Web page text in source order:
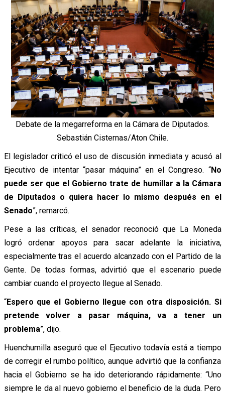
Debate de la megarreforma en la Cámara de Diputados.
Sebastián Cisternas/Aton Chile.
El legislador criticó el uso de discusión inmediata y acusó al
Ejecutivo de intentar “pasar máquina” en el Congreso. “No
puede ser que el Gobierno trate de humillar a la Cámara
de Diputados o quiera hacer lo mismo después en el
Senado”, remarcó.
Pese a las críticas, el senador reconoció que La Moneda
logró ordenar apoyos para sacar adelante la iniciativa,
especialmente tras el acuerdo alcanzado con el Partido de la
Gente.
De todas formas, advirtió que el escenario puede
cambiar cuando el proyecto llegue al Senado.
“Espero que el Gobierno llegue con otra disposición. Si
pretende volver a pasar máquina, va a tener un
problema”, dijo.
Huenchumilla aseguró que el Ejecutivo todavía está a tiempo
de corregir el rumbo político, aunque advirtió que la confianza
hacia el Gobierno se ha ido deteriorando rápidamente: “Uno
siempre le da al nuevo gobierno el beneficio de la duda. Pero